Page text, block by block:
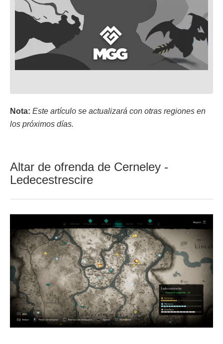
Nota: Este artículo se actualizará con otras regiones en
los próximos días.
Altar de ofrenda de Cerneley -
Ledecestrescire